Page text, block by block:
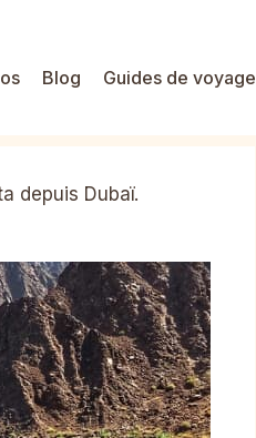
Blog Guides de voyage
depuis Dubaï.